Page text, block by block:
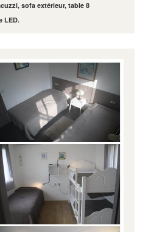
sofa extérieur, table 8
LED.